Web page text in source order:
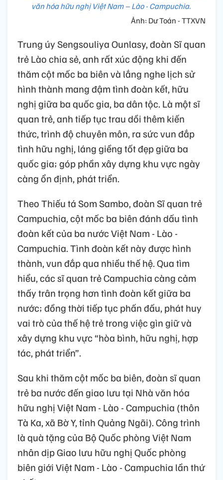
văn hóa hữu nghị Việt Nam – Lào - Campuchia.
Ảnh: Dư Toán - TTXVN
Trung úy Sengsouliya Ounlasy, đoàn Sĩ quan
trẻ Lào chia sẻ, anh rất xúc động khi đến
thăm cột mốc ba biên và lắng nghe lịch sử
hình thành mang đậm tình đoàn kết, hữu
nghị giữa ba quốc gia, ba dân tộc. Là một sĩ
quan trẻ, anh tiếp tục trau dồi thêm kiến
thức, trình độ chuyên môn, ra sức vun đắp
tình hữu nghị, láng giềng tốt đẹp giữa ba
quốc gia; góp phần xây dựng khu vực ngày
càng ổn định, phát triển.
Theo Thiếu tá Som Sambo, đoàn Sĩ quan trẻ
Campuchia, cột mốc ba biên đánh dấu tình
đoàn kết của ba nước Việt Nam - Lào -
Campuchia. Tình đoàn kết này được hình
thành, vun đắp qua nhiều thế hệ. Qua tìm
hiểu, các sĩ quan trẻ Campuchia càng cảm
thấy trân trọng hơn tình đoàn kết giữa ba
nước; đồng thời tiếp tục phấn đấu, phát huy
vai trò của thế hệ trẻ trong việc gìn giữ và
xây dựng khu vực “hòa bình, hữu nghị, hợp
tác, phát triển”.
Sau khi thăm cột mốc ba biên, đoàn sĩ quan
trẻ ba nước đến giao lưu tại Nhà văn hóa
hữu nghị Việt Nam - Lào - Campuchia (thôn
Tà Ka, xã Bờ Y, tỉnh Quảng Ngãi). Công trình
là quà tặng của Bộ Quốc phòng Việt Nam
nhân dịp Giao lưu hữu nghị Quốc phòng
biên giới Việt Nam - Lào - Campuchia lần thứ